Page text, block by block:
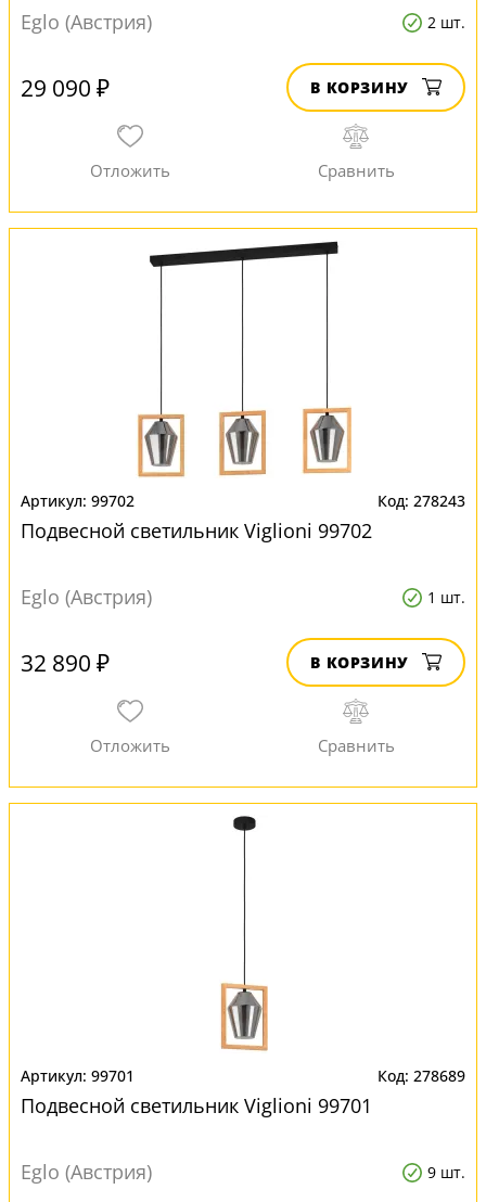
Eglo (Австрия) 2 шт.
29 090 ₽ В КОРЗИНУ
99702 278243
Подвесной светильник Viglioni 99702
Eglo (Австрия) 1 шт.
32 890 ₽ В КОРЗИНУ
99701 278689
Подвесной светильник Viglioni 99701
Eglo (Австрия) 9 шт.